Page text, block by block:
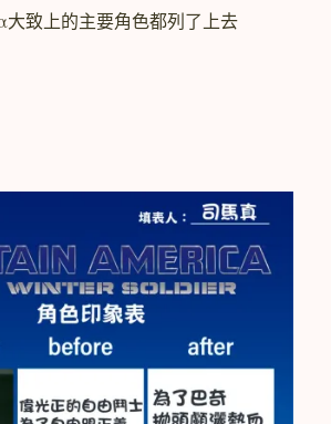
大致上的主要角色都列了上去